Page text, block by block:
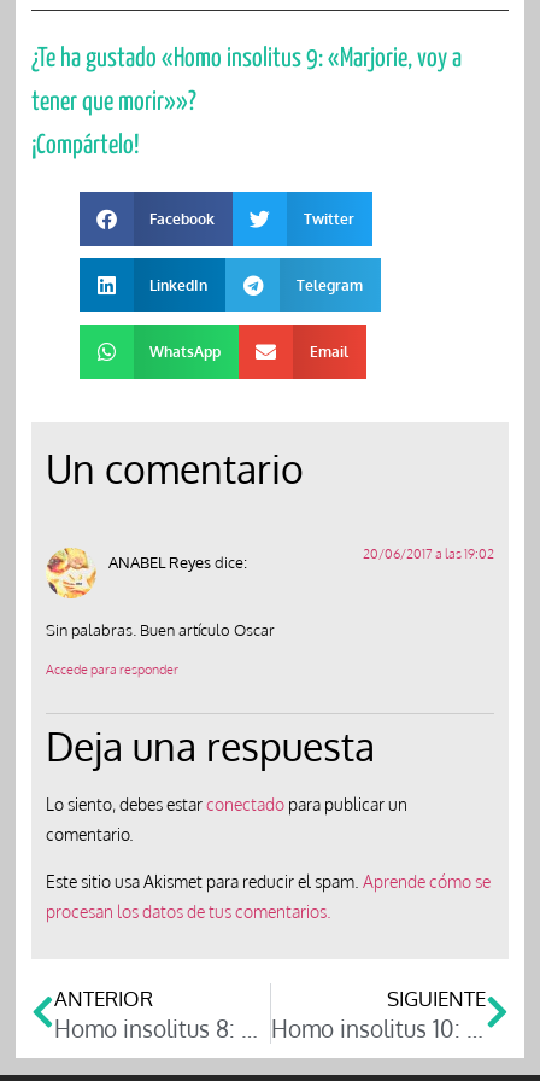
¿Te ha gustado «Homo insolitus 9: «Marjorie, voy a
tener que morir»»?
¡Compártelo!
Facebook Twitter
LinkedIn Telegram
WhatsApp Email
Un comentario
ANABEL Reyesdice: 20/06/2017 a las 19:02
Sin palabras. Buen artículo Oscar
Accede para responder
Deja una respuesta
Lo siento, debes estarconectadopara publicar un
comentario.
Este sitio usa Akismet para reducir el spam. Aprende cómo se
procesan los datos de tus comentarios.
ANTERIOR SIGUIENTE